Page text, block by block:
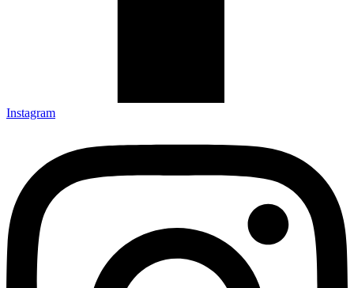
Instagram